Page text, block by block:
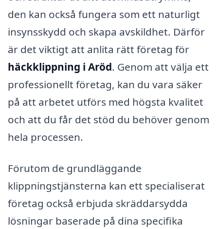
den kan också fungera som ett naturligt
insynsskydd och skapa avskildhet. Därför
är det viktigt att anlita rätt företag för
häckklippning i Aröd. Genom att välja ett
professionellt företag, kan du vara säker
på att arbetet utförs med högsta kvalitet
och att du får det stöd du behöver genom
hela processen.
Förutom de grundläggande
klippningstjänsterna kan ett specialiserat
företag också erbjuda skräddarsydda
lösningar baserade på dina specifika